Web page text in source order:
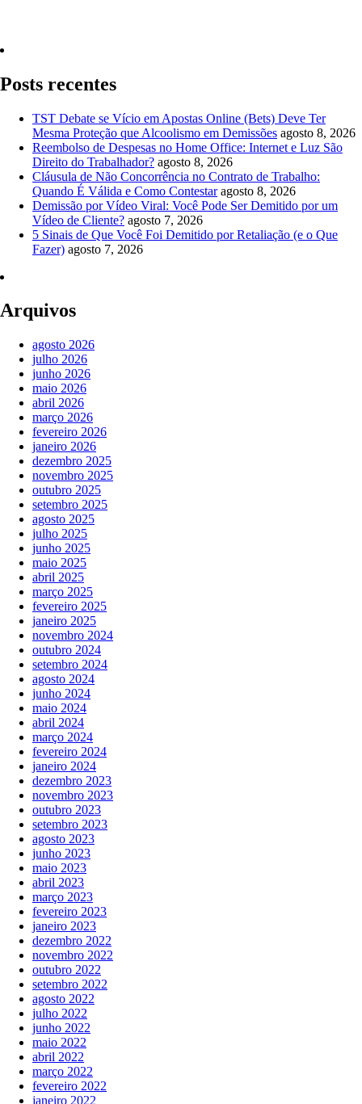
Posts recentes
TST Debate se Vício em Apostas Online (Bets) Deve Ter
Mesma Proteção que Alcoolismo em Demissões agosto 8, 2026
Reembolso de Despesas no Home Office: Internet e Luz São
Direito do Trabalhador? agosto 8, 2026
Cláusula de Não Concorrência no Contrato de Trabalho:
Quando É Válida e Como Contestar agosto 8, 2026
Demissão por Vídeo Viral: Você Pode Ser Demitido por um
Vídeo de Cliente? agosto 7, 2026
5 Sinais de Que Você Foi Demitido por Retaliação (e o Que
Fazer) agosto 7, 2026
Arquivos
agosto 2026
julho 2026
junho 2026
maio 2026
abril 2026
março 2026
fevereiro 2026
janeiro 2026
dezembro 2025
novembro 2025
outubro 2025
setembro 2025
agosto 2025
julho 2025
junho 2025
maio 2025
abril 2025
março 2025
fevereiro 2025
janeiro 2025
novembro 2024
outubro 2024
setembro 2024
agosto 2024
junho 2024
maio 2024
abril 2024
março 2024
fevereiro 2024
janeiro 2024
dezembro 2023
novembro 2023
outubro 2023
setembro 2023
agosto 2023
junho 2023
maio 2023
abril 2023
março 2023
fevereiro 2023
janeiro 2023
dezembro 2022
novembro 2022
outubro 2022
setembro 2022
agosto 2022
julho 2022
junho 2022
maio 2022
abril 2022
março 2022
fevereiro 2022
janeiro 2022